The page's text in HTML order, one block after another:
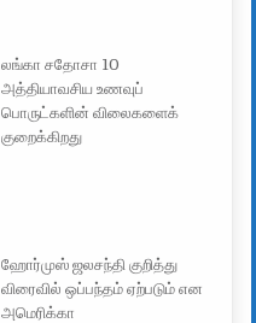
லங்கா சதோசா 10
அத்தியாவசிய உணவுப்
பொருட்களின் விலைகளைக்
குறைக்கிறது
ஹோர்முஸ் ஜலசந்தி குறித்து
விரைவில் ஒப்பந்தம் ஏற்படும் என
அமெரிக்கா